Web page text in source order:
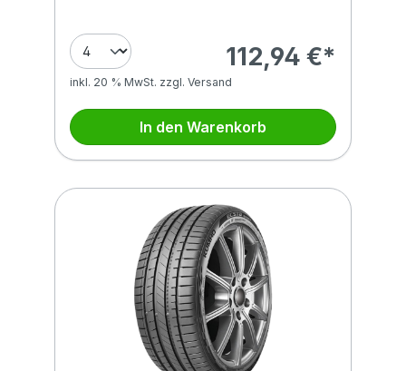
112,94 €*
inkl. 20 % MwSt. zzgl. Versand
In den Warenkorb